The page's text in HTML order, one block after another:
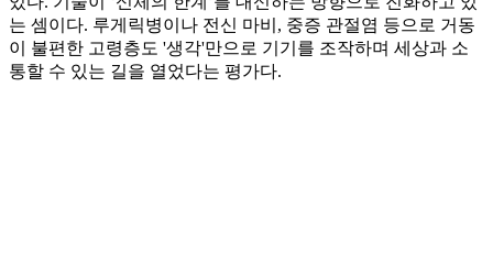
는 셈이다. 루게릭병이나 전신 마비, 중증 관절염 등으로 거동
이 불편한 고령층도 '생각'만으로 기기를 조작하며 세상과 소
통할 수 있는 길을 열었다는 평가다.